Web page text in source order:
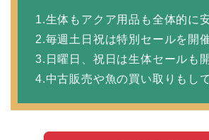
1.生体もアクア用品も全体的に
2.毎週土日祝は特別セールを開催
3.日曜日、祝日は生体セールも
4.中古販売や魚の買い取りもし